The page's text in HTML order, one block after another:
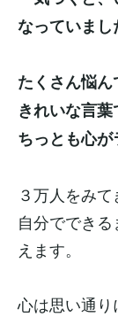
なっていまし
たくさん悩ん
きれいな言葉
ちっとも心が
３万人をみて
自分ででき
えます。
心は思い通り